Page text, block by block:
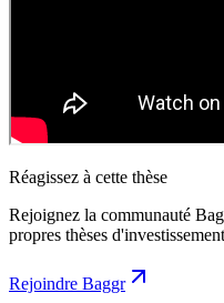
Réagissez à cette thèse
Rejoignez la communauté
propres thèses
Rejoindre Baggr